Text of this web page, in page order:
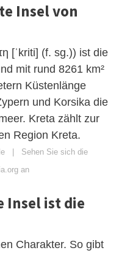
Insel von
[ˈkriti] (f. sg.)) ist die
mit rund 8261 km²
Küstenlänge
und Korsika die
Kreta zählt zur
Region Kreta.
| Sehen Sie sich die
an
Insel ist die
Charakter. So gibt